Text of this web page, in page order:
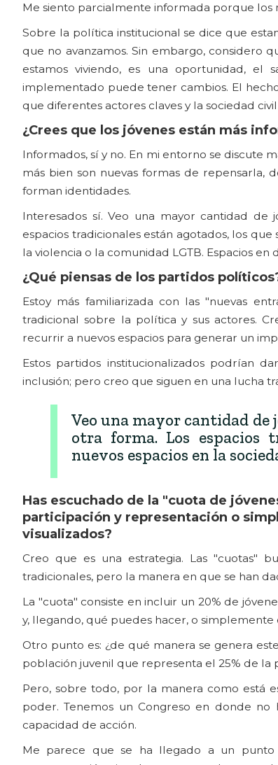
Me siento parcialmente informada porque los
Sobre la política institucional se dice que
que no avanzamos. Sin embargo, considero
estamos viviendo, es una oportunidad,
implementado puede tener cambios. El
que diferentes actores claves y la sociedad
¿Crees que los jóvenes están más
Informados, sí y no. En mi entorno se discute
más bien son nuevas formas de repensarla,
forman identidades.
Interesados sí. Veo una mayor cantidad
espacios tradicionales están agotados, los
la violencia o la comunidad LGTB. Espacios
¿Qué piensas de los partidos
Estoy más familiarizada con las "nuevas
tradicional sobre la política y sus actores.
recurrir a nuevos espacios para generar un
Estos partidos institucionalizados podrían
inclusión; pero creo que siguen en una lucha
Veo una mayor cantidad
otra forma. Los espacios
nuevos espacios en la
Has escuchado de la "cuota de
participación y representación o
visualizados?
Creo que es una estrategia. Las "cuotas"
tradicionales, pero la manera en que se han
La "cuota" consiste en incluir un 20% de
y, llegando, qué puedes hacer, o simplemente
Otro punto es: ¿de qué manera se genera
población juvenil que representa el 25% de la
Pero, sobre todo, por la manera como está
poder. Tenemos un Congreso en donde
capacidad de acción.
Me parece que se ha llegado a un punto